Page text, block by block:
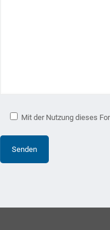
Mit der Nutzung dieses